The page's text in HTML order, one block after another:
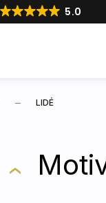
5.0
LIDÉ